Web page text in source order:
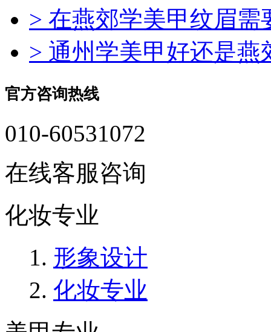
> 在燕郊学美甲纹眉需
> 通州学美甲好还是
官方咨询热线
010-60531072
在线客服咨询
化妆专业
形象设计
化妆专业